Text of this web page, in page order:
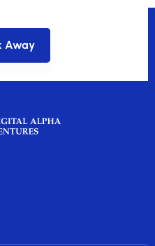
Away